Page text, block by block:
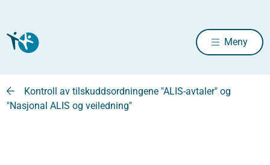
Meny
Kontroll av tilskuddsordningene "ALIS-avtaler" og
"Nasjonal ALIS og veiledning"